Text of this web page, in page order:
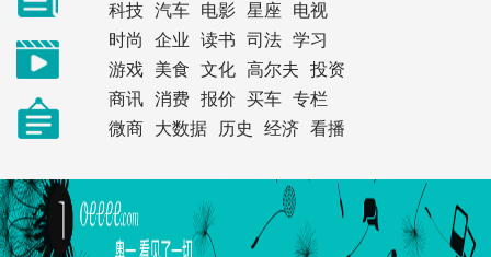
科技
汽车 电影 星座
电视
时尚
企业 读书 司法
学习
游戏
美食 文化 高尔夫
投资
商讯
消费 报价 买车
专栏
微商
大数据 历史 经济 看播